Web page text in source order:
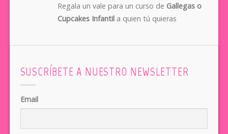
Regala un vale para un curso de Gallegas o
Cupcakes Infantila quien tú quieras
SUSCRÍBETE A NUESTRO NEWSLETTER
Email